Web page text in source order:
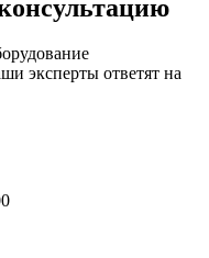
эксперты ответят на